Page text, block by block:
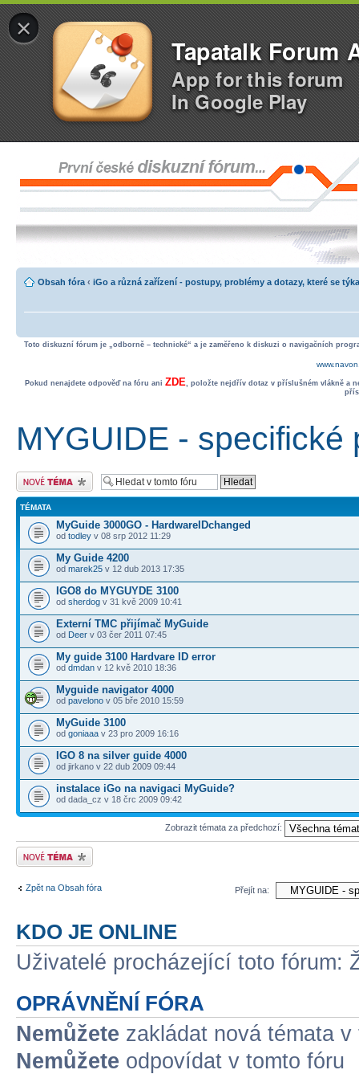
×
Tapatalk Forum
App for this forum
In Google Play
Obsah fóra ‹ iGo a různá zařízení - postupy, problémy a dotazy, které se
Toto diskuzní fórum je „odborně – technické“ a je zaměřeno k diskuzi o navigačních
Pokud nenajdete odpověď na fóru ani ZDE, položte nejdřív dotaz v příslušném vlákně a
MYGUIDE - specifické
Odeslat nové téma
TÉMATA
MyGuide 3000GO - HardwareIDchanged
od todley v 08 srp 2012 11:29
My Guide 4200
od marek25 v 12 dub 2013 17:35
IGO8 do MYGUYDE 3100
od sherdog v 31 kvě 2009 10:41
Externí TMC přijímač MyGuide
od Deer v 03 čer 2011 07:45
My guide 3100 Hardvare ID error
od dmdan v 12 kvě 2010 18:36
Myguide navigator 4000
od pavelono v 05 bře 2010 15:59
MyGuide 3100
od goniaaa v 23 pro 2009 16:16
IGO 8 na silver guide 4000
od jirkano v 22 dub 2009 09:44
instalace iGo na navigaci MyGuide?
od dada_cz v 18 črc 2009 09:42
Zobrazit témata za předchozí:
Odeslat nové téma
Zpět na Obsah fóra Přejít na:
KDO JE ONLINE
Uživatelé procházející toto fórum:
OPRÁVNĚNÍ FÓRA
Nemůžete zakládat nová témata v
Nemůžete odpovídat v tomto fóru